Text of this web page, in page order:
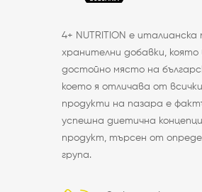
4+ NUTRITION е
хранителни добавки, която
достойно място на
което я отличава от
продукти на пазара е
успешна диетична
продукт, търсен от
група.